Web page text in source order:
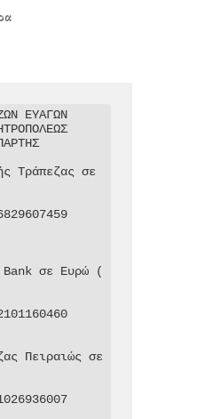
ΕΥΑΓΩΝ
Τράπεζας σε
Bank σε Ευρώ (
Πειραιώς σε